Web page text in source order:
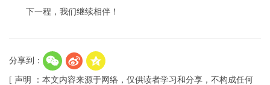
下一程，我们继续相伴！
分享到：
[ 声明 ：本文内容来源于网络，仅供读者学习和分享，不构成任何